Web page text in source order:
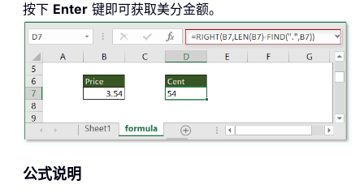
按下 Enter 键即可获取美分金额。
公式说明